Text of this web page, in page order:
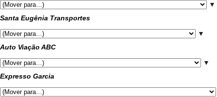
▼
Santa Eugênia Transportes
▼
Auto Viação ABC
▼
Expresso Garcia